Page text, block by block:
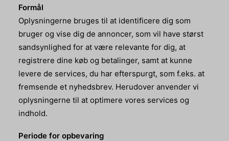
Formål
Oplysningerne bruges til at identificere dig som
bruger og vise dig de annoncer, som vil have størst
sandsynlighed for at være relevante for dig, at
registrere dine køb og betalinger, samt at kunne
levere de services, du har efterspurgt, som f.eks. at
fremsende et nyhedsbrev. Herudover anvender vi
oplysningerne til at optimere vores services og
indhold.
Periode for opbevaring